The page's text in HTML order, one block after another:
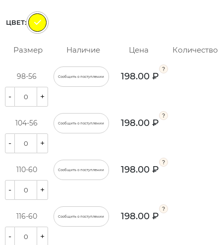
ЦВЕТ:
Размер Наличие Цена Количество
98-56 Сообщить о поступлении 198.00 ₽
- +
104-56 Сообщить о поступлении 198.00 ₽
- +
110-60 Сообщить о поступлении 198.00 ₽
- +
116-60 Сообщить о поступлении 198.00 ₽
- +